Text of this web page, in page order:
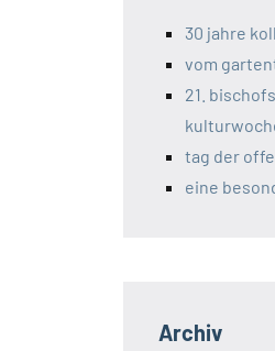
30 jahre
vom
21.
tag der
eine
Archiv